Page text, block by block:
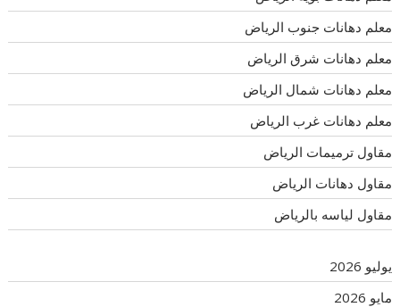
معلم دهانات جنوب الرياض
معلم دهانات شرق الرياض
معلم دهانات شمال الرياض
معلم دهانات غرب الرياض
مقاول ترميمات الرياض
مقاول دهانات الرياض
مقاول لياسه بالرياض
يوليو 2026
مايو 2026